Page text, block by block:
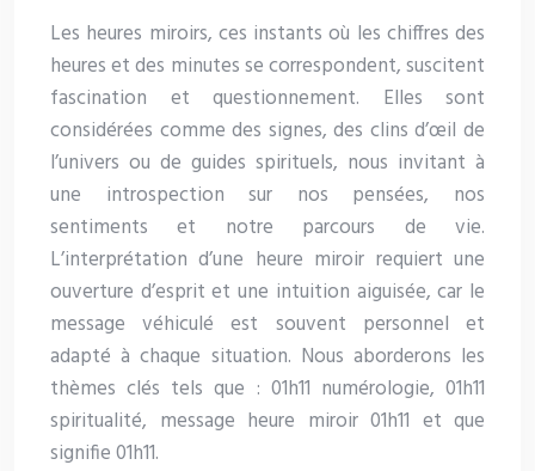
Les heures miroirs, ces instants où les chiffres des
heures et des minutes se correspondent, suscitent
fascination et questionnement. Elles sont
considérées comme des signes, des clins d’œil de
l’univers ou de guides spirituels, nous invitant à
une introspection sur nos pensées, nos
sentiments et notre parcours de vie.
L’interprétation d’une heure miroir requiert une
ouverture d’esprit et une intuition aiguisée, car le
message véhiculé est souvent personnel et
adapté à chaque situation. Nous aborderons les
thèmes clés tels que : 01h11 numérologie, 01h11
spiritualité, message heure miroir 01h11 et que
signifie 01h11.